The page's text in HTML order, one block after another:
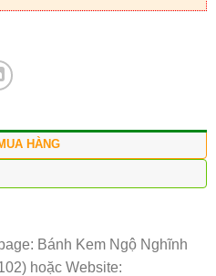
HÀNG
Bánh Kem Ngộ Nghĩnh
hoặc Website: